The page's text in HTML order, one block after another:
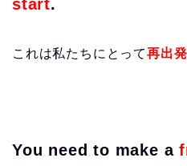
start.
これは私たちにとって再出発
You need to make a